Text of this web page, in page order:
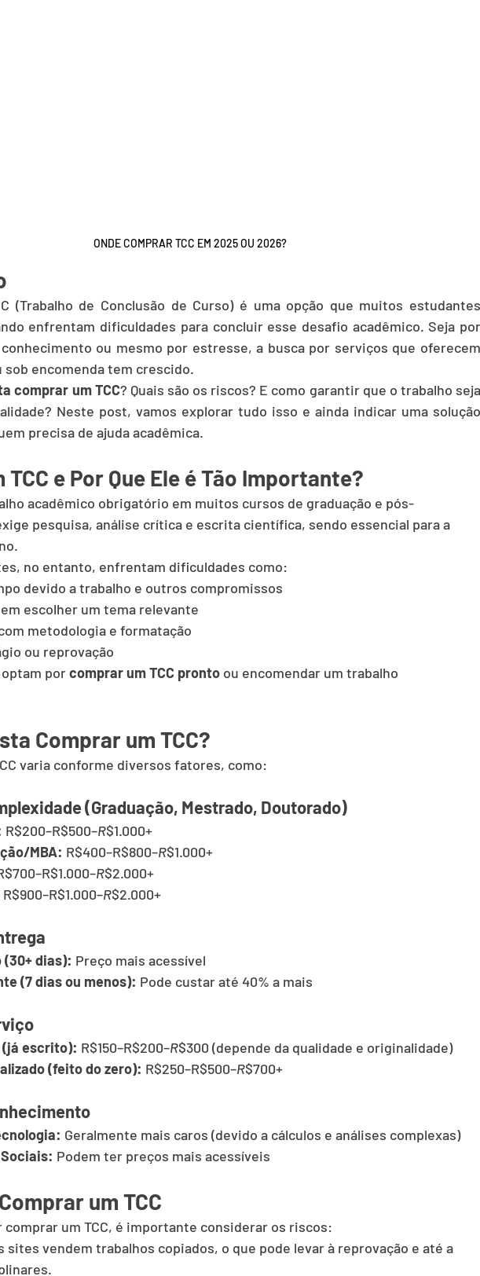
ONDE COMPRAR TCC EM 2025 OU 2026?
(Trabalho de Conclusão de Curso) é uma opção que muitos estudantes
enfrentam dificuldades para concluir esse desafio acadêmico. Seja por
ou mesmo por estresse, a busca por serviços que oferecem
sob encomenda tem crescido.
comprar um TCC? Quais são os riscos? E como garantir que o trabalho seja
Neste post, vamos explorar tudo isso e ainda indicar uma solução
precisa de ajuda acadêmica.
TCC e Por Que Ele é Tão Importante?
acadêmico obrigatório em muitos cursos de graduação e pós-
pesquisa, análise crítica e escrita científica, sendo essencial para a
no entanto, enfrentam dificuldades como:
devido a trabalho e outros compromissos
escolher um tema relevante
metodologia e formatação
ou reprovação
por comprar um TCC pronto ou encomendar um trabalho
Comprar um TCC?
varia conforme diversos fatores, como:
(Graduação, Mestrado, Doutorado)
R$200–R$500–R$1.000+
MBA: R$400–R$800–R$1.000+
R$2.000+
R$900–R$1.000–R$2.000+
(30+ dias): Preço mais acessível
(7 dias ou menos): Pode custar até 40% a mais
(já escrito): R$150–R$200–R$300 (depende da qualidade e originalidade)
(feito do zero): R$250–R$500–R$700+
Geralmente mais caros (devido a cálculos e análises complexas)
Podem ter preços mais acessíveis
um TCC
um TCC, é importante considerar os riscos:
sites vendem trabalhos copiados, o que pode levar à reprovação e até a